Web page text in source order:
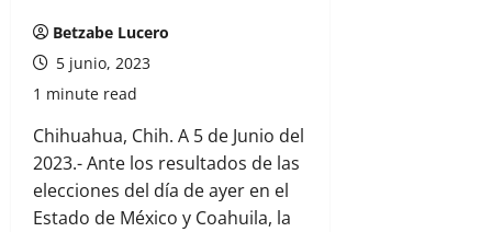
Betzabe Lucero
5 junio, 2023
1 minute read
Chihuahua, Chih. A 5 de Junio del
2023.- Ante los resultados de las
elecciones del día de ayer en el
Estado de México y Coahuila, la